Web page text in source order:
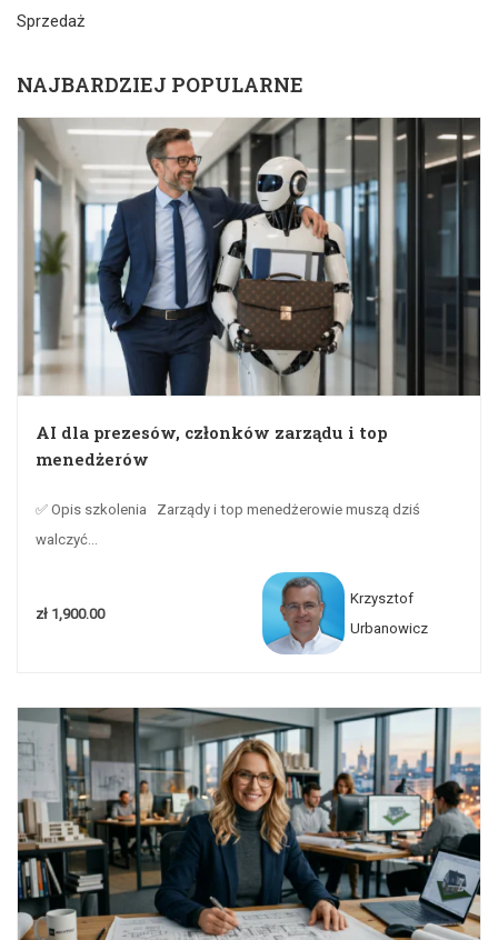
Sprzedaż
NAJBARDZIEJ POPULARNE
AI dla prezesów, członków zarządu i top
menedżerów
✅ Opis szkolenia Zarządy i top menedżerowie muszą dziś
walczyć...
zł 1,900.00
Krzysztof
Urbanowicz